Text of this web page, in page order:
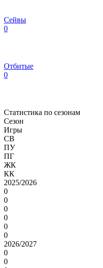
Сейвы
0
Отбитые
0
Статистика по сезонам
Сезон
Игры
СВ
ПУ
ПГ
ЖК
КК
2025/2026
0
0
0
0
0
0
2026/2027
0
0